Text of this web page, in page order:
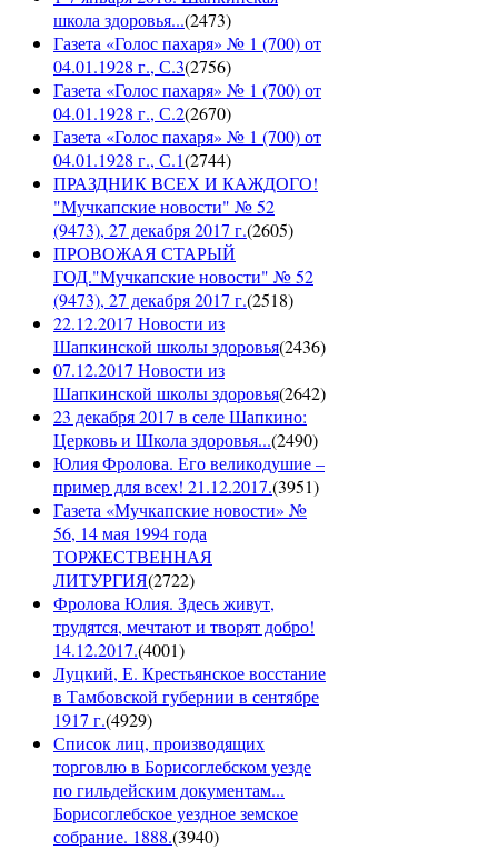
школа здоровья...(2473)
Газета «Голос пахаря» № 1 (700) от
04.01.1928 г., С.3(2756)
Газета «Голос пахаря» № 1 (700) от
04.01.1928 г., С.2(2670)
Газета «Голос пахаря» № 1 (700) от
04.01.1928 г., С.1(2744)
ПРАЗДНИК ВСЕХ И КАЖДОГО!
"Мучкапские новости" № 52
(9473), 27 декабря 2017 г.(2605)
ПРОВОЖАЯ СТАРЫЙ
ГОД."Мучкапские новости" № 52
(9473), 27 декабря 2017 г.(2518)
22.12.2017 Новости из
Шапкинской школы здоровья(2436)
07.12.2017 Новости из
Шапкинской школы здоровья(2642)
23 декабря 2017 в селе Шапкино:
Церковь и Школа здоровья...(2490)
Юлия Фролова. Его великодушие –
пример для всех! 21.12.2017.(3951)
Газета «Мучкапские новости» №
56, 14 мая 1994 года
ТОРЖЕСТВЕННАЯ
ЛИТУРГИЯ(2722)
Фролова Юлия. Здесь живут,
трудятся, мечтают и творят добро!
14.12.2017.(4001)
Луцкий, Е. Крестьянское восстание
в Тамбовской губернии в сентябре
1917 г.(4929)
Список лиц, производящих
торговлю в Борисоглебском уезде
по гильдейским документам...
Борисоглебское уездное земское
собрание. 1888.(3940)